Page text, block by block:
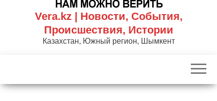
к
р
Vera.kz | Новости, События,
Происшествия, Истории
Казахстан, Южный регион, Шымкент